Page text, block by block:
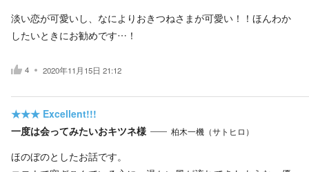
淡い恋が可愛いし、なによりおきつねさまが可愛い！！ほんわか
したいときにお勧めです…！
4 2020年11月15日 21:12
★★★ Excellent!!!
一度は会ってみたいおキツネ様
柏木一機（サトヒロ）
ほのぼのとしたお話です。